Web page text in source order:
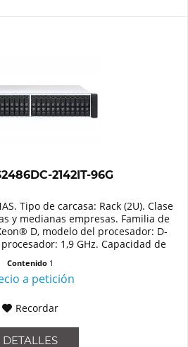
2142IT-96G
Tipo de carcasa: Rack (2U). Clase
y medianas empresas. Familia de
D, modelo del procesador: D-
1,9 GHz. Capacidad de
Contenido 1
a petición
Recordar
DETALLES